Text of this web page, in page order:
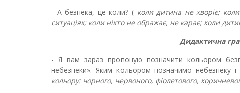
- А безпека, це коли? ( коли дитина не хворіє;
ситуаціях; коли ніхто не ображає, не карає; коли
Дидактична
- Я вам зараз пропоную позначити кольором
небезпеки». Яким кольором позначимо небезпеку і
кольору: чорного, червоного, фіолетового,